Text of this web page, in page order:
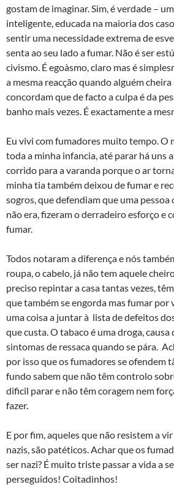
gostam de imaginar. Sim, é verdade –
inteligente, educada na maioria dos
sentir uma necessidade extrema de
senta ao seu lado a fumar. Não é ser
civismo. É egoà­smo, claro mas é
a mesma reacção quando alguém
concordam que de facto a culpa é da
banho mais vezes. É exactamente a
Eu vivi com fumadores muito tempo. O
toda a minha infancia, até parar há uns
corrido para a varanda porque o ar
minha tia também deixou de fumar e
sogros, que defendiam que uma
não era, fizeram o derradeiro esforço e
fumar.
Todos notaram a diferença e nós
roupa, o cabelo, já não tem aquele
preciso repintar a casa tantas vezes,
que também se engorda mas fumar por
uma coisa a juntar à lista de defeitos
que custa. O tabaco é uma droga,
sintomas de ressaca quando se pára.
por isso que os fumadores se ofendem
fundo sabem que não têm controlo
dificil parar e não têm coragem nem
fazer.
E por fim, aqueles que não resistem a
nazis, são patéticos. Achar que os
ser nazi? É muito triste passar a vida a
perseguidos! Coitadinhos!